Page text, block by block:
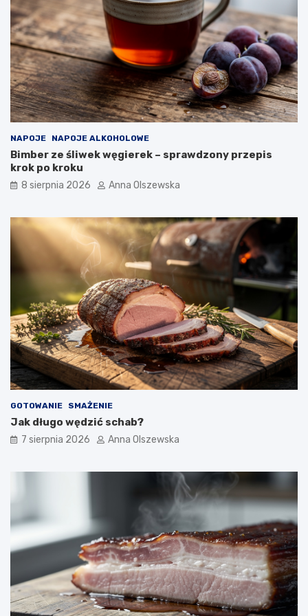
e
m
?
b
r
a
ć
d
o
n
o
w
c
z
e
s
k
u
?
NAPOJE NAPOJE ALKOHOLOWE
Bimber ze śliwek węgierek – sprawdzony przepis
krok po kroku
8 sierpnia 2026 Anna Olszewska
GOTOWANIE SMAŻENIE
Jak długo wędzić schab?
7 sierpnia 2026 Anna Olszewska